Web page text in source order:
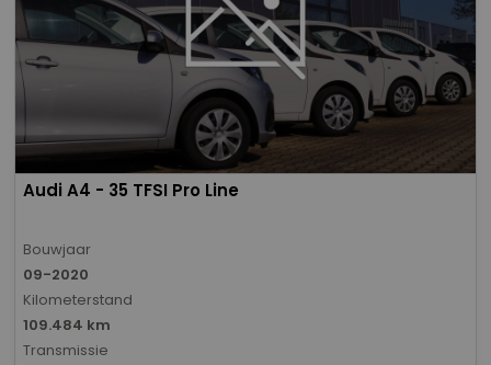
Audi A4 - 35 TFSI Pro Line
Bouwjaar
09-2020
Kilometerstand
109.484 km
Transmissie